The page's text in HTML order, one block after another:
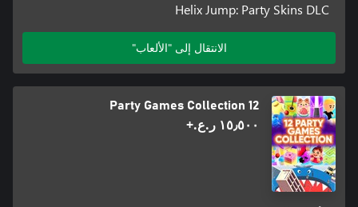
Helix Jump: Party Skins DLC
الانتقال إلى "الألعاب"
12 Party Games Collection
١٥٫٥٠٠ ر.ع.‏+